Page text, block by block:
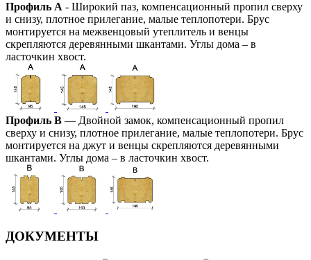
Профиль А - Широкий паз, компенсационный пропил сверху
и снизу, плотное прилегание, малые теплопотери. Брус
монтируется на межвенцовый утеплитель и венцы
скрепляются деревянными шкантами. Углы дома – в
ласточкин хвост.
Профиль В — Двойной замок, компенсационный пропил
сверху и снизу, плотное прилегание, малые теплопотери. Брус
монтируется на джут и венцы скрепляются деревянными
шкантами. Углы дома – в ласточкин хвост.
ДОКУМЕНТЫ